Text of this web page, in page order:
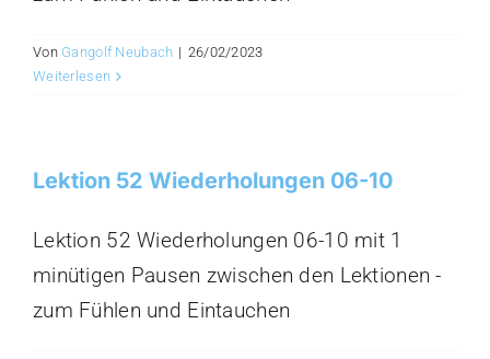
Von Gangolf Neubach | 26/02/2023
Weiterlesen
Lektion 52 Wiederholungen 06-10
Lektion 52 Wiederholungen 06-10 mit 1
minütigen Pausen zwischen den Lektionen -
zum Fühlen und Eintauchen